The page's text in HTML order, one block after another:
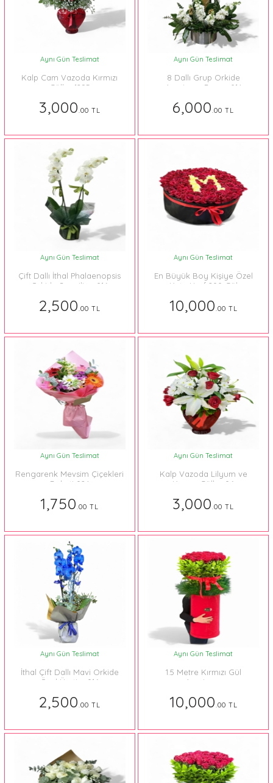
Aynı Gün Teslimat
Kalp Cam Vazoda Kırmızı
Güller 1295
3,000.00 TL
Aynı Gün Teslimat
8 Dallı Grup Orkide
Aranjman Beyaz 014
6,000.00 TL
Aynı Gün Teslimat
Çift Dallı İthal Phalaenopsis
Orkide Sevgiliye 016
2,500.00 TL
Aynı Gün Teslimat
En Büyük Boy Kişiye Özel
Kutu Harf 200 Gül
10,000.00 TL
Aynı Gün Teslimat
Rengarenk Mevsim Çiçekleri
Buketi 024
1,750.00 TL
Aynı Gün Teslimat
Kalp Vazoda Lilyum ve
Kırmızı Güller 06
3,000.00 TL
Aynı Gün Teslimat
İthal Çift Dallı Mavi Orkide
Özel Üretim 016
2,500.00 TL
Aynı Gün Teslimat
1.5 Metre Kırmızı Gül
Aranjman
10,000.00 TL